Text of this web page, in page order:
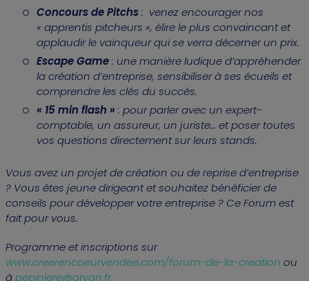
Concours de Pitchs: venez encourager nos
« apprentis pitcheurs », élire le plus convaincant et
applaudir le vainqueur qui se verra décerner un prix.
Escape Game: une manière ludique d’appréhender
la création d’entreprise, sensibiliser à ses écueils et
comprendre les clés du succès.
« 15 min flash » : pour parler avec un expert-
comptable, un assureur, un juriste… et poser toutes
vos questions directement sur leurs stands.
Vous avez un projet de création ou de reprise d’entreprise
? Vous êtes jeune dirigeant et souhaitez bénéficier de
conseils pour développer votre entreprise ? Ce Forum est
fait pour vous.
Programme et inscriptions sur
www.creerencoeurvendee.com/forum-de-la-creation ou
àpepiniere@oryon.fr